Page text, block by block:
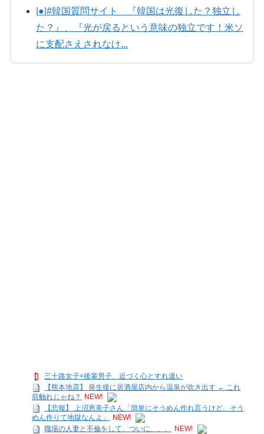
|●|#韓国質問サイト 『韓国は光復した？独立し
た？』、『光が戻るという意味の独立です！米ソ
に支配さえされなけ...
三十路女子×後輩男子、近づく心とすれ違い
【熊本地震】 発生後に居酒屋店内から温泉が吹き出す ← これ
前触れじゃね？
NEW!
【悲報】 上沼恵美子さん「簡単にそうめん作れ言うけど、そう
めん作りて地獄なんよ」
NEW!
職場の人妻と不倫をして、ついに、、、
NEW!